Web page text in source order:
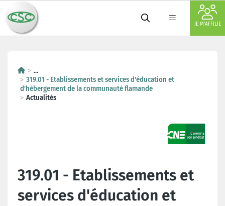
JE M'AFFILIE
...
319.01 - Etablissements et services d'éducation et
d'hébergement de la communauté flamande
Actualités
319.01 - Etablissements et
services d'éducation et